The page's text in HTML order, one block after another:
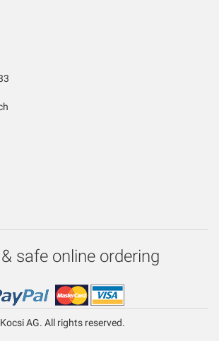
safe online ordering
AG. All rights reserved.